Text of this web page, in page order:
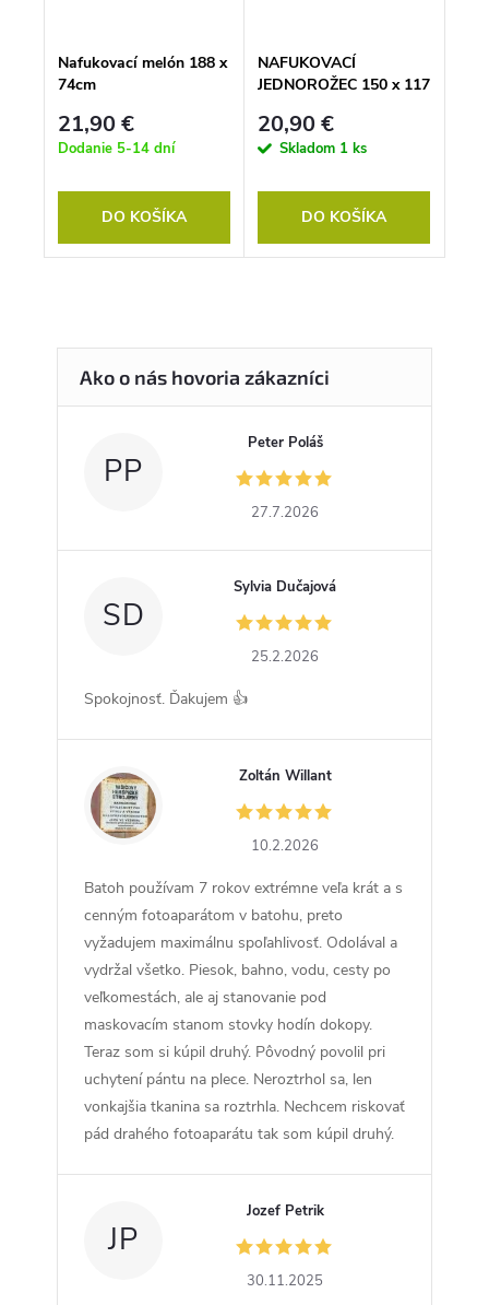
Nafukovací melón 188 x
74cm
21,90 €
Dodanie 5-14 dní
DO KOŠÍKA
NAFUKOVACÍ
JEDNOROŽEC 150 x 117
20,90 €
Skladom 1 ks
DO KOŠÍKA
PP
Peter Poláš
27.7.2026
SD
Sylvia Dučajová
25.2.2026
Spokojnosť. Ďakujem 👍
ZW
Zoltán Willant
10.2.2026
Batoh používam 7 rokov extrémne veľa krát a s
cenným fotoaparátom v batohu, preto
vyžadujem maximálnu spoľahlivosť. Odolával a
vydržal všetko. Piesok, bahno, vodu, cesty po
veľkomestách, ale aj stanovanie pod
maskovacím stanom stovky hodín dokopy.
Teraz som si kúpil druhý. Pôvodný povolil pri
uchytení pántu na plece. Neroztrhol sa, len
vonkajšia tkanina sa roztrhla. Nechcem riskovať
pád drahého fotoaparátu tak som kúpil druhý.
JP
Jozef Petrik
30.11.2025